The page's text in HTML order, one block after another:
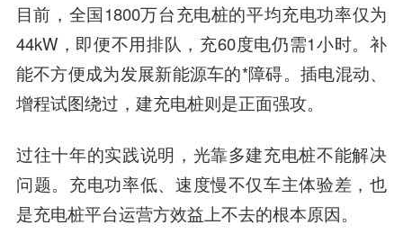
目前，全国1800万台充电桩的平均充电功率仅为
44kW，即便不用排队，充60度电仍需1小时。补
能不方便成为发展新能源车的*障碍。插电混动、
增程试图绕过，建充电桩则是正面强攻。
过往十年的实践说明，光靠多建充电桩不能解决
问题。充电功率低、速度慢不仅车主体验差，也
是充电桩平台运营方效益上不去的根本原因。